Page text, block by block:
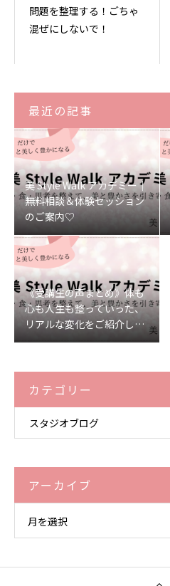
問題を整理する！ごちゃ
混ぜにしないで！
最近の記事
美 Style Walk アカデミー｜
無料相談＆体験セッション
のご案内♡
《受講生の声まとめ》体も
心も人生も整っていった、
リアルな変化をご紹介しま
す♡
カテゴリー
スタジオブログ
アーカイブ
月を選択